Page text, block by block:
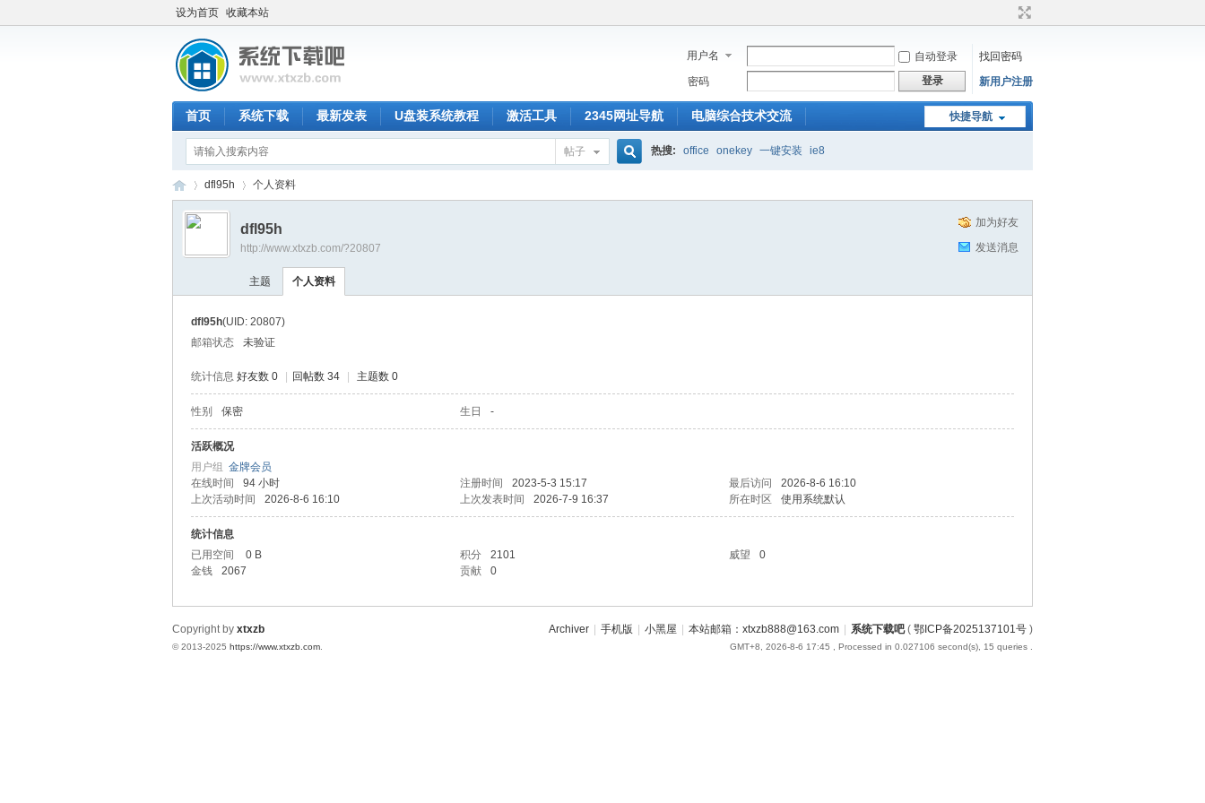
设为首页 收藏本站
用户名 自动登录
找回密码
密码
登录 新用户注册
快捷导航
首页 系统下载 最新发表 U盘装系统教程 激活工具 2345网址导航 电脑综合技术交流
帖子 热搜: office onekey 一键安装 ie8
›
dfl95h 个人资料
加为好友
发送消息
dfl95h
http://www.xtxzb.com/?20807
主题 个人资料
dfl95h(UID: 20807)
邮箱状态
未验证
统计信息 好友数 0 回帖数 34 主题数 0
性别 保密 生日 -
活跃概况
用户组 金牌会员
在线时间
94 小时 注册时间 2023-5-3 15:17 最后访问
2026-8-6 16:10
上次活动时间
2026-8-6 16:10 上次发表时间 2026-7-9 16:37 所在时区 使用系统默认
统计信息
已用空间
0 B 积分 2101 威望
0
金钱
2067 贡献 0
Archiver 手机版 小黑屋 本站邮箱：xtxzb888@163.com 系统下载吧( 鄂ICP备2025137101号 )
GMT+8, 2026-8-6 17:45 , Processed in 0.027106 second(s), 15 queries .
Copyright by xtxzb
© 2013-2025 https://www.xtxzb.com